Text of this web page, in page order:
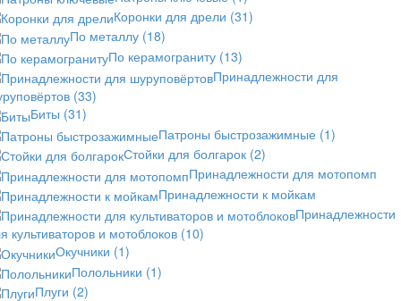
Коронки для дрели (31)
По металлу (18)
По керамограниту (13)
Принадлежности для
(33)
Биты (31)
Патроны быстрозажимные (1)
Стойки для болгарок (2)
Принадлежности для мотопомп
Принадлежности к мойкам
Принадлежности
культиваторов и мотоблоков (10)
Окучники (1)
Полольники (1)
Плуги (2)